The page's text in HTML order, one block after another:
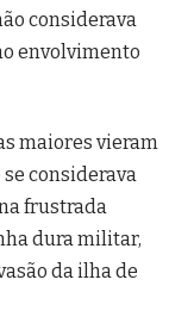
considerava
envolvimento
maiores vieram
considerava
frustrada
dura militar,
da ilha de